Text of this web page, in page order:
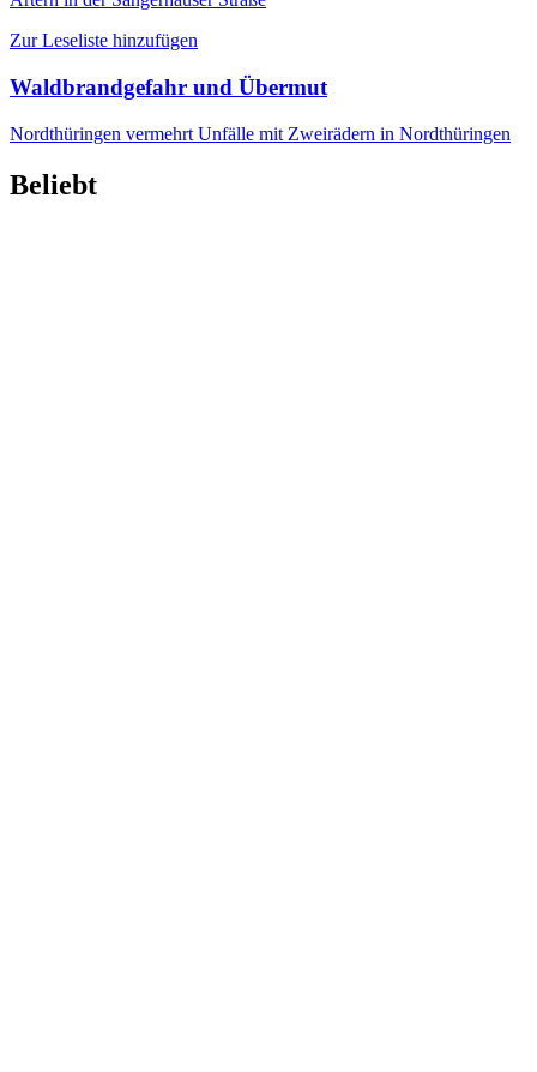
Zur Leseliste hinzufügen
Waldbrandgefahr und Übermut
Nordthüringen vermehrt Unfälle mit Zweirädern in Nordthüringen
Beliebt